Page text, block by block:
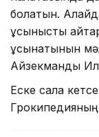
болатын.
ұсынысты
ұсынатынын
Айзекманды
Еске сала
Грокипедияның